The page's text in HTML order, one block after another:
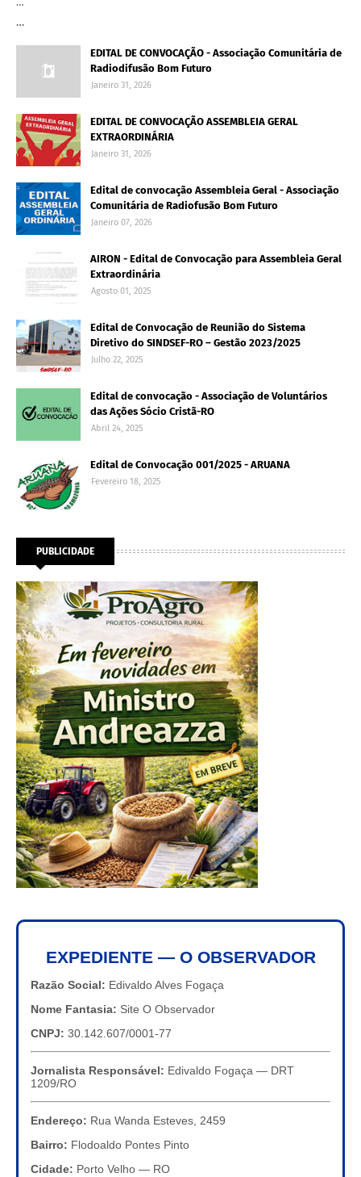
…
EDITAL DE CONVOCAÇÃO - Associação Comunitária de
Radiodifusão Bom Futuro
Janeiro 31, 2026
EDITAL DE CONVOCAÇÃO ASSEMBLEIA GERAL
EXTRAORDINÁRIA
Janeiro 31, 2026
Edital de convocação Assembleia Geral - Associação
Comunitária de Radiofusão Bom Futuro
Janeiro 07, 2026
AIRON - Edital de Convocação para Assembleia Geral
Extraordinária
Agosto 01, 2025
Edital de Convocação de Reunião do Sistema
Diretivo do SINDSEF-RO – Gestão 2023/2025
Julho 22, 2025
Edital de convocação - Associação de Voluntários
das Ações Sócio Cristã-RO
Abril 24, 2025
Edital de Convocação 001/2025 - ARUANA
Fevereiro 18, 2025
PUBLICIDADE
EXPEDIENTE — O OBSERVADOR
Razão Social: Edivaldo Alves Fogaça
Nome Fantasia: Site O Observador
CNPJ: 30.142.607/0001-77
Jornalista Responsável: Edivaldo Fogaça — DRT
1209/RO
Endereço: Rua Wanda Esteves, 2459
Bairro: Flodoaldo Pontes Pinto
Cidade: Porto Velho — RO